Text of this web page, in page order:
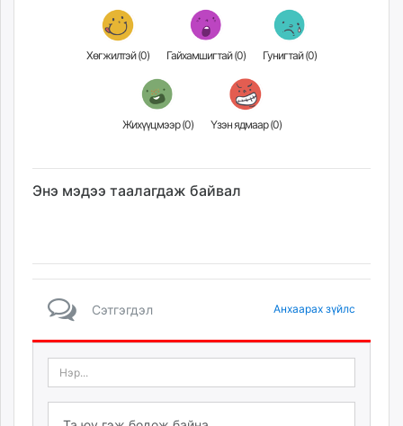
Хөгжилтэй (0) Гайхамшигтай (0) Гунигтай (0)
Жихүүцмээр (0) Үзэн ядмаар (0)
Энэ мэдээ таалагдаж байвал
Сэтгэгдэл Анхаарах зүйлс